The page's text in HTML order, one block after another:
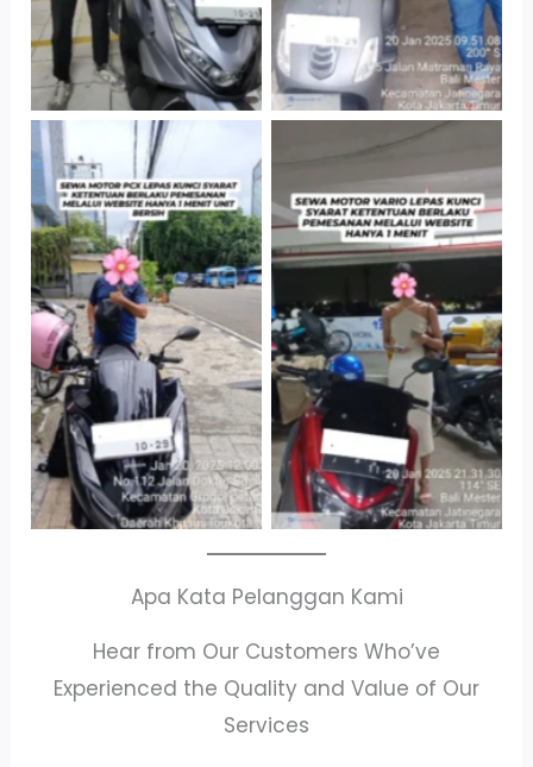
Antar Jemput
Kendaraan
Cityplaza
Jatinegara Gedung
Parkir P6A
Apa Kata Pelanggan Kami
Hear from Our Customers Who’ve
Experienced the Quality and Value of Our
Services